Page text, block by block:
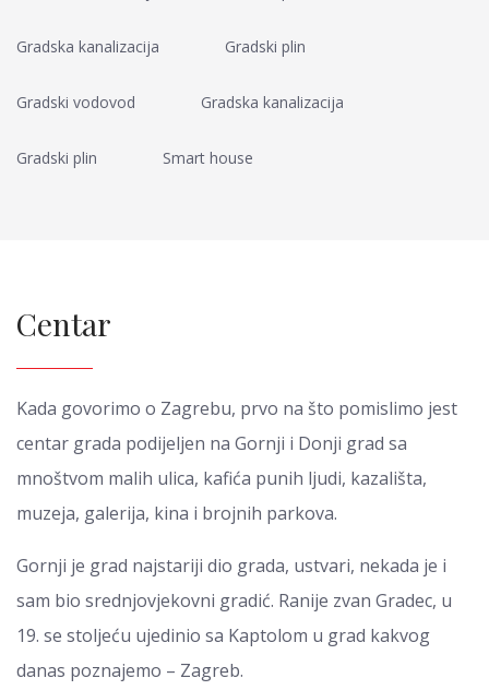
Gradska kanalizacija Gradski plin
Gradski vodovod Gradska kanalizacija
Gradski plin Smart house
Centar
Kada govorimo o Zagrebu, prvo na što pomislimo jest
centar grada podijeljen na Gornji i Donji grad sa
mnoštvom malih ulica, kafića punih ljudi, kazališta,
muzeja, galerija, kina i brojnih parkova.
Gornji je grad najstariji dio grada, ustvari, nekada je i
sam bio srednjovjekovni gradić. Ranije zvan Gradec, u
19. se stoljeću ujedinio sa Kaptolom u grad kakvog
danas poznajemo – Zagreb.